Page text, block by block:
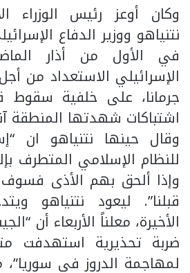
وكان أوعز رئيس الوزراء
نتنياهو ووزير الدفاع
في الأول من أذار
الإسرائيلي الاستعداد من
جرمانا، على خلفية
اشتباكات شهدتها المنطقة
وقال حينها نتنياهو ان
للنظام الإسلامي المتطرف
وإذا ألحق بهم الأذى
قبلنا”. ليعود نتنياهو
الأخيرة، معلناً الأربعاء أن
ضربة تحذيرية استهدفت
لمهاجمة الدروز في سوريا”،